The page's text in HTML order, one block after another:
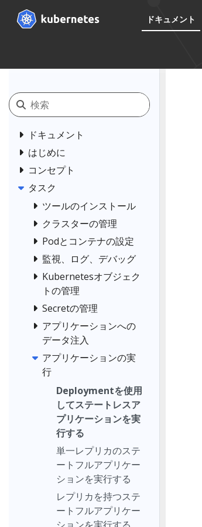
ドキュメント
ドキュメント
はじめに
コンセプト
タスク
ツールのインストール
クラスターの管理
Podとコンテナの設定
監視、ログ、デバッグ
Kubernetesオブジェク
トの管理
Secretの管理
アプリケーションへの
データ注入
アプリケーションの実
行
Deploymentを使用
してステートレスア
プリケーションを実
行する
単一レプリカのステ
ートフルアプリケー
ションを実行する
レプリカを持つステ
ートフルアプリケー